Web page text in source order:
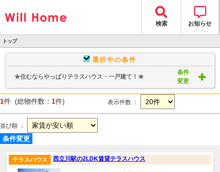
検索 お知らせ
トップ
物件検索
> 物件一覧
選択中の条件
★住むならやっぱりテラスハウス・一戸建て！★
条件
変更
1件 (総物件数： 1件) 表示件数 ：
並び順 ：
条件変更
西立川駅の2LDK賃貸テラスハウス
テラスハウス